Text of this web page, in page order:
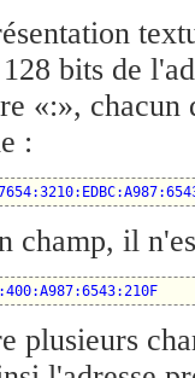
bits de
«:», chacun
:
champ, il
plusieurs